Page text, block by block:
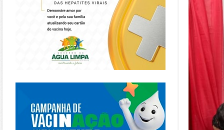
https://piracanjuba.go.gov.br/